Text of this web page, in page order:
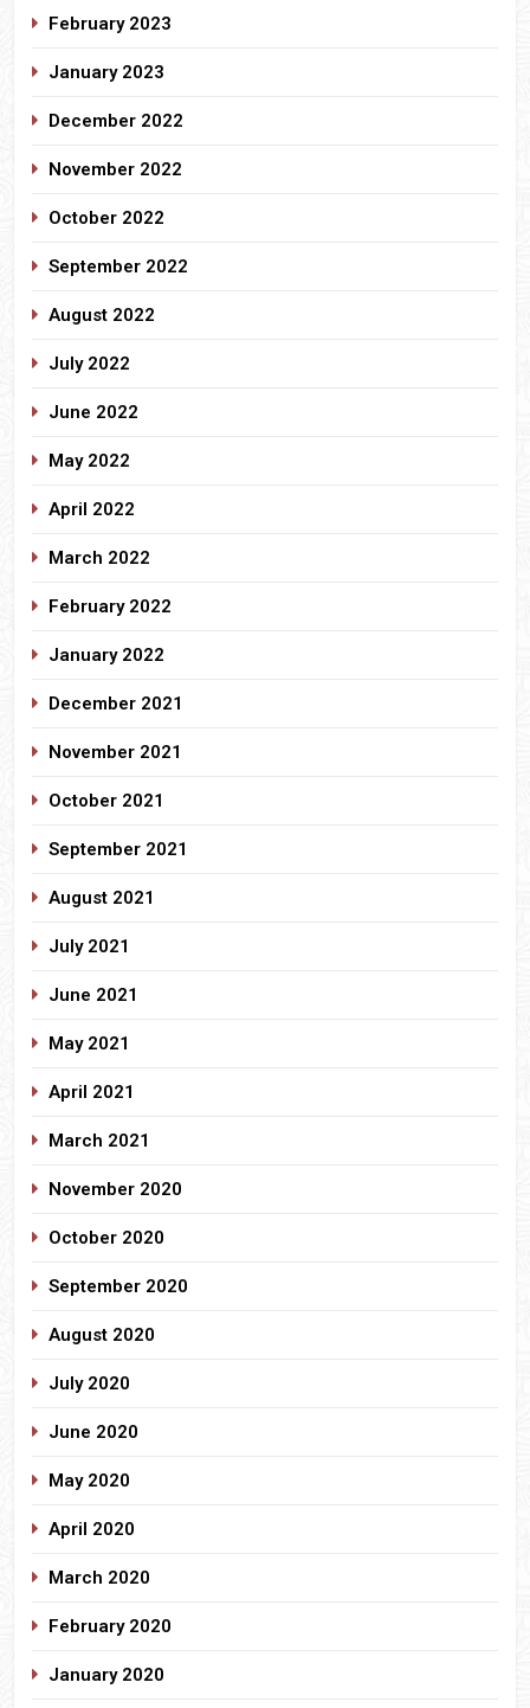
February 2023
January 2023
December 2022
November 2022
October 2022
September 2022
August 2022
July 2022
June 2022
May 2022
April 2022
March 2022
February 2022
January 2022
December 2021
November 2021
October 2021
September 2021
August 2021
July 2021
June 2021
May 2021
April 2021
March 2021
November 2020
October 2020
September 2020
August 2020
July 2020
June 2020
May 2020
April 2020
March 2020
February 2020
January 2020